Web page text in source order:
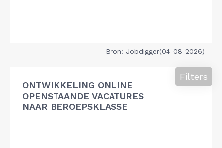
Bron: Jobdigger(04-08-2026)
ONTWIKKELING ONLINE
OPENSTAANDE VACATURES
NAAR BEROEPSKLASSE
Filters